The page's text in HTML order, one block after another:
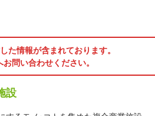
情報が含まれております。
問い合わせください。
設